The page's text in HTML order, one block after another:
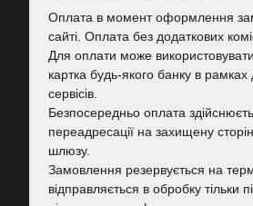
Оплата в момент оформлення
сайті. Оплата без додаткових
Для оплати може
картка будь-якого банку в рамках
сервісів.
Безпосередньо оплата
переадресації на захищену
шлюзу.
Замовлення резервується на
відправляється в обробку тільки